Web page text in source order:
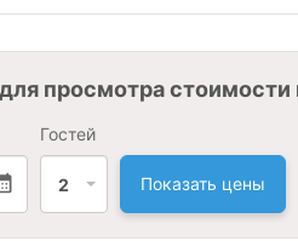
просмотра стоимости
Гостей
2 Показать цены